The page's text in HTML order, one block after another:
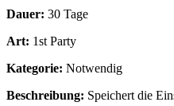
Dauer: 30 Tage
Art: 1st Party
Kategorie: Notwendig
Beschreibung: Speichert die